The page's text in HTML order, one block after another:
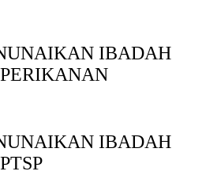
IBADAH
IBADAH